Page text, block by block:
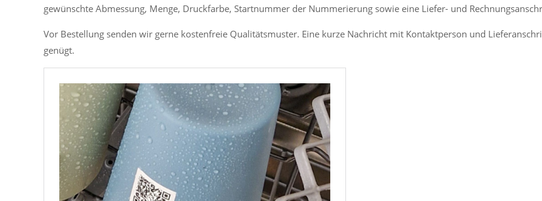
gewünschte Abmessung, Menge, Druckfarbe, Startnummer der Nummerierung sowie eine Liefer- und
Vor Bestellung senden wir gerne kostenfreie Qualitätsmuster. Eine kurze Nachricht mit Kontaktperson und
genügt.